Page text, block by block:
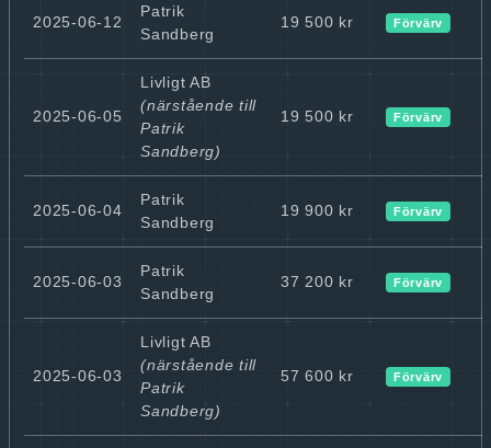
2025-06-12
Patrik
Sandberg
19 500 kr Förvärv
2025-06-05
Livligt AB
(närstående till
Patrik
Sandberg)
19 500 kr Förvärv
2025-06-04
Patrik
Sandberg
19 900 kr Förvärv
2025-06-03
Patrik
Sandberg
37 200 kr Förvärv
2025-06-03
Livligt AB
(närstående till
Patrik
Sandberg)
57 600 kr Förvärv